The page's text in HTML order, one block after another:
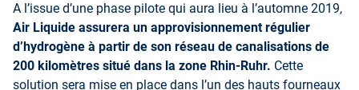
A l’issue d’une phase pilote qui aura lieu à l’automne 2019,
Air Liquide assurera un approvisionnement régulier
d’hydrogène à partir de son réseau de canalisations de
200 kilomètres situé dans la zone Rhin-Ruhr. Cette
solution sera mise en place dans l’un des hauts fourneaux